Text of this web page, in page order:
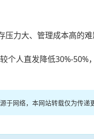
力大、管理成本高的
个人直发降低30%-50%
网络，本网站转载仅为传